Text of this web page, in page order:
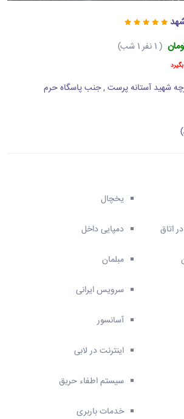
( 1 نفر 1 شب)
شهید آستانه پرست , جنب پاسگاه حرم
یخچال
اتاق دمپایی داخل
مبلمان
سرویس ایرانی
آسانسور
اینترنت در لابی
سیستم اطفاء حریق
خدمات باربری